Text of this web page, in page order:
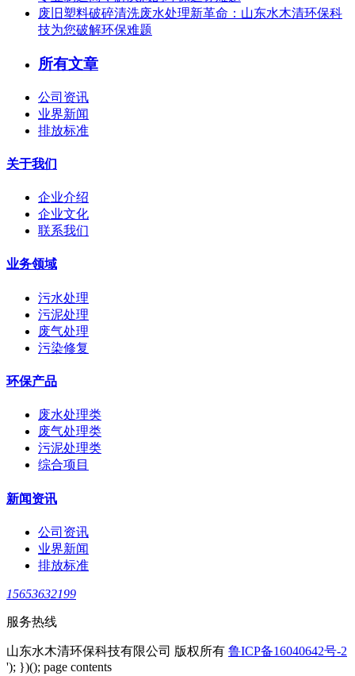
废旧塑料破碎清洗废水处理新革命：山东水木清环保科
技为您破解环保难题
所有文章
公司资讯
业界新闻
排放标准
关于我们
企业介绍
企业文化
联系我们
业务领域
污水处理
污泥处理
废气处理
污染修复
环保产品
废水处理类
废气处理类
污泥处理类
综合项目
新闻资讯
公司资讯
业界新闻
排放标准
15653632199
服务热线
山东水木清环保科技有限公司 版权所有 鲁ICP备16040642号-2
'); })(); page contents